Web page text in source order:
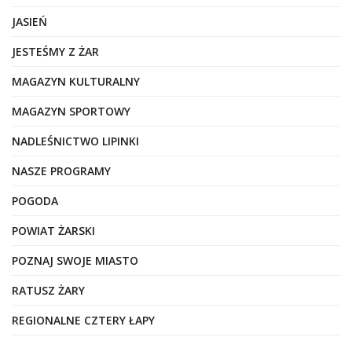
JASIEŃ
JESTEŚMY Z ŻAR
MAGAZYN KULTURALNY
MAGAZYN SPORTOWY
NADLEŚNICTWO LIPINKI
NASZE PROGRAMY
POGODA
POWIAT ŻARSKI
POZNAJ SWOJE MIASTO
RATUSZ ŻARY
REGIONALNE CZTERY ŁAPY